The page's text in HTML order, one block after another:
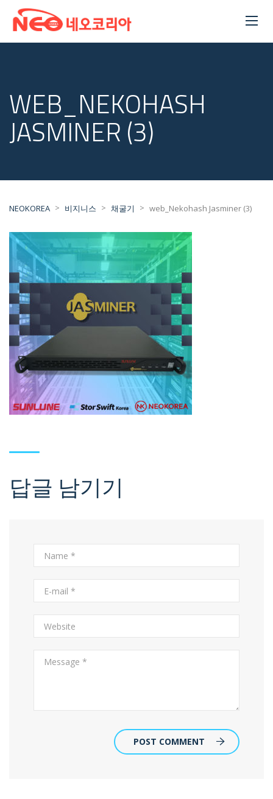
WEB_NEKOHASH
JASMINER (3)
NEOKOREA > 비지니스 > 채굴기 > web_Nekohash Jasminer (3)
답글 남기기
POST COMMENT